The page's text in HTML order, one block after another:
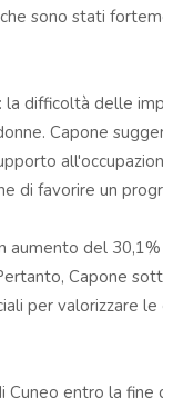
sono stati
la difficoltà delle
Capone
di favorire un
del 30,1%
Capone
per valorizzare
entro la fine